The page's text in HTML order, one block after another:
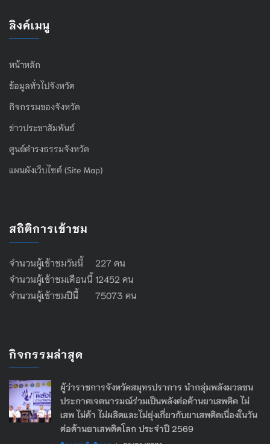
ลิงค์เมนู
หน้าหลัก
ข้อมูลทั่วไปจังหวัด
กิจกรรมของจังหวัด
ข่าวประชาสัมพันธ์
ศูนย์ดำรงธรรมจังหวัด
แผนผังเว็บไซต์ (Site Map)
สถิติการเข้าชม
จำนวนผู้เข้าชมวันนี้ 227 คน
จำนวนผู้เข้าชมเดือนนี้ 12452 คน
จำนวนผู้เข้าชมปีนี้ 75073 คน
กิจกรรมล่าสุด
ผู้ว่าราชการจังหวัดสมุทรปราการ นำกลุ่มพลังมวลชน
ประกาศเจตนารมณ์ร่วมเป็นพลังต่อต้านยาเสพติด ไม่
เสพ ไม่ค้า ไม่ผลิตและไม่ยุ่งเกี่ยวกับยาเสพติดเนื่องในวัน
ต่อต้านยาเสพติดโลก ประจำปี 2569